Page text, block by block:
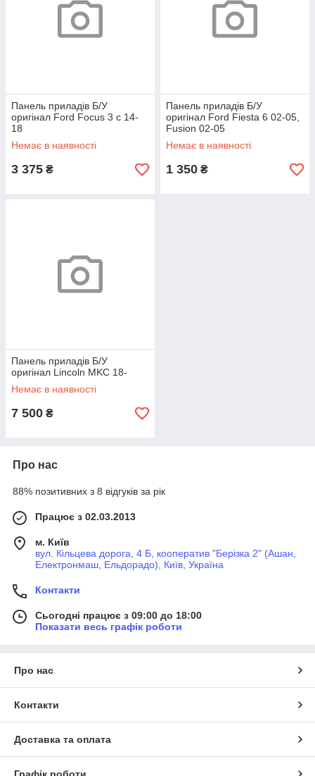
Панель приладів Б/У
оригінал Ford Focus 3 c 14-
18
Немає в наявності
3 375 ₴
Панель приладів Б/У
оригінал Ford Fiesta 6 02-05,
Fusion 02-05
Немає в наявності
1 350 ₴
Панель приладів Б/У
оригінал Lincoln MKC 18-
Немає в наявності
7 500 ₴
Про нас
88% позитивних з 8 відгуків за рік
Працює з 02.03.2013
м. Київ
вул. Кільцева дорога, 4 Б, кооператив "Берізка 2" (Ашан,
Електронмаш, Ельдорадо), Київ, Україна
Контакти
Сьогодні працює з 09:00 до 18:00
Показати весь графік роботи
Про нас
Контакти
Доставка та оплата